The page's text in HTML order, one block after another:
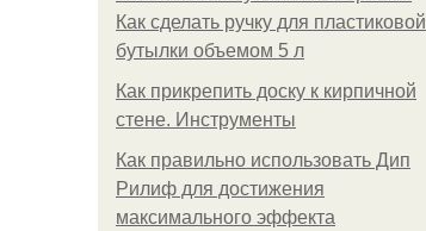
Как сделать ручку для пластиковой
бутылки объемом 5 л
Как прикрепить доску к кирпичной
стене. Инструменты
Как правильно использовать Дип
Рилиф для достижения
максимального эффекта